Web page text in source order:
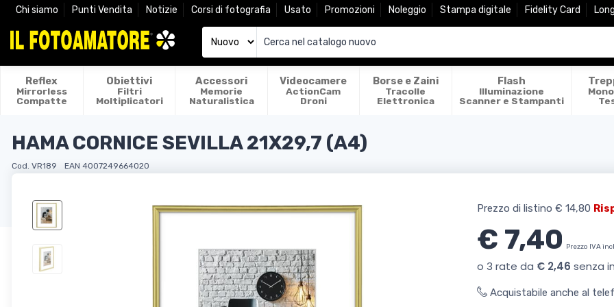
Chi siamo Punti Vendita Notizie Corsi di fotografia Usato Promozioni Noleggio Stampa digitale Fidelity Card
Reflex
Mirrorless
Compatte
Obiettivi
Filtri
Moltiplicatori
Accessori
Memorie
Naturalistica
Videocamere
ActionCam
Droni
Borse e Zaini
Tracolle
Elettronica
Flash
Illuminazione
Scanner e Stampanti
HAMA CORNICE SEVILLA 21X29,7 (A4)
Cod. VR189 EAN 4007249664020
Prezzo di listino € 14,80
€ 7,40 Prezzo IVA
Acquistabile anche al